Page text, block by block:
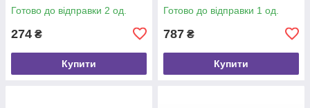
Готово до відправки 2 од.
274 ₴
Купити
Готово до відправки 1 од.
787 ₴
Купити